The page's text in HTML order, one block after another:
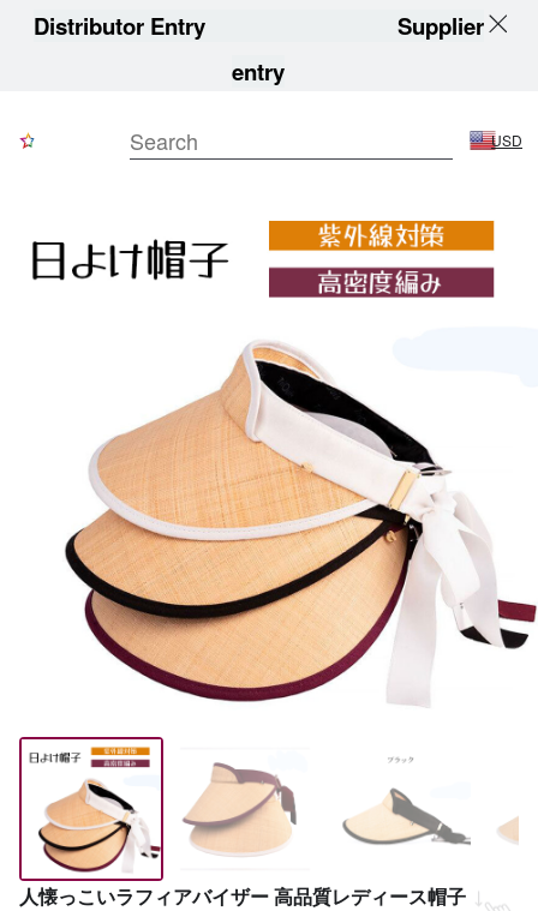
Distributor Entry
Supplier
entry
USD
人懐っこいラフィアバイザー 高品質レディース帽子